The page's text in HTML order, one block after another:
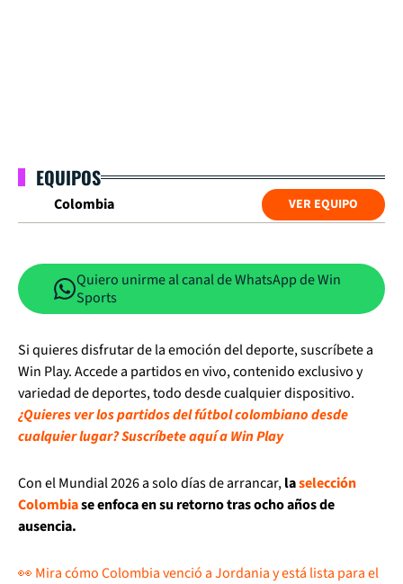
EQUIPOS
Colombia VER EQUIPO
Quiero unirme al canal de WhatsApp de Win
Sports
Si quieres disfrutar de la emoción del deporte, suscríbete a
Win Play. Accede a partidos en vivo, contenido exclusivo y
variedad de deportes, todo desde cualquier dispositivo.
¿Quieres ver los partidos del fútbol colombiano desde
cualquier lugar? Suscríbete aquí a Win Play
Con el Mundial 2026 a solo días de arrancar,laselección
Colombiase enfoca en su retorno tras ocho años de
ausencia.
👀 Mira cómo Colombia venció a Jordania y está lista para el